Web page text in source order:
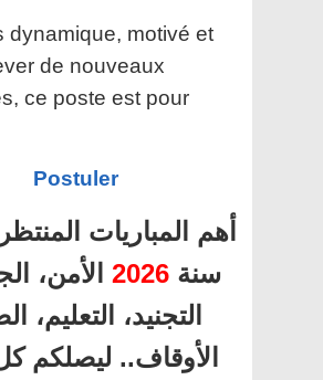
dynamique, motivé et
de nouveaux
ce poste est pour
Postuler
أهم المباريات
سنة 2026 الأمن،
التجنيد، التعليم،
الأوقاف.. ليصلكم